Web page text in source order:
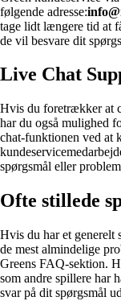
følgende adresse:
tage lidt længere tid at
de vil besvare dit
Live Chat
Hvis du foretrækker at
har du også mulighed
chat-funktionen ved at
spørgsmål eller
Ofte stillede
Hvis du har et
de mest almindelige
Greens FAQ-sektion.
som andre spillere har
svar på dit spørgsmål